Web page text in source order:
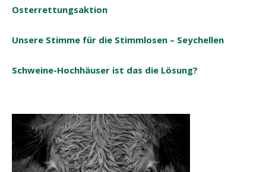
Osterrettungsaktion
Unsere Stimme für die Stimmlosen – Seychellen
Schweine-Hochhäuser ist das die Lösung?